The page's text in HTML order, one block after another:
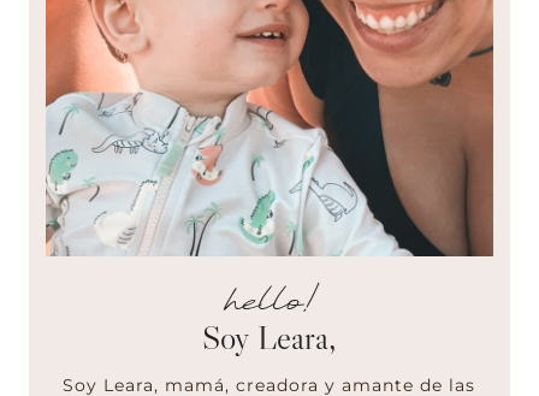
hello!
Soy Leara,
Soy Leara, mamá, creadora y amante de las